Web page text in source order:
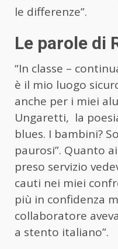
le differenze”.
Le parole di
“In classe –
è il mio luogo
anche per i miei
Ungaretti, la
blues. I bambini?
paurosi”. Quanto
preso servizio
cauti nei miei
più in confidenza
collaboratore
a stento italiano”.